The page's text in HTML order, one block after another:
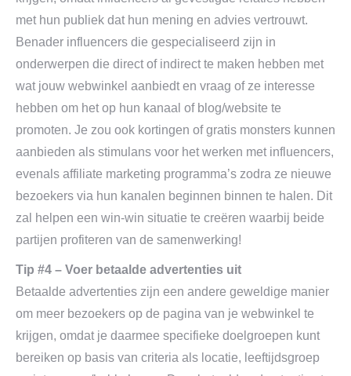
met hun publiek dat hun mening en advies vertrouwt.
Benader influencers die gespecialiseerd zijn in
onderwerpen die direct of indirect te maken hebben met
wat jouw webwinkel aanbiedt en vraag of ze interesse
hebben om het op hun kanaal of blog/website te
promoten. Je zou ook kortingen of gratis monsters kunnen
aanbieden als stimulans voor het werken met influencers,
evenals affiliate marketing programma’s zodra ze nieuwe
bezoekers via hun kanalen beginnen binnen te halen. Dit
zal helpen een win-win situatie te creëren waarbij beide
partijen profiteren van de samenwerking!
Tip #4 – Voer betaalde advertenties uit
Betaalde advertenties zijn een andere geweldige manier
om meer bezoekers op de pagina van je webwinkel te
krijgen, omdat je daarmee specifieke doelgroepen kunt
bereiken op basis van criteria als locatie, leeftijdsgroep